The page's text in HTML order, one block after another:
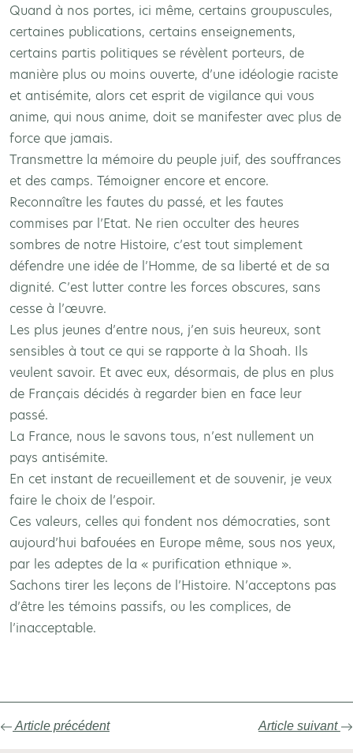
Quand à nos portes, ici même, certains groupuscules,
certaines publications, certains enseignements,
certains partis politiques se révèlent porteurs, de
manière plus ou moins ouverte, d’une idéologie raciste
et antisémite, alors cet esprit de vigilance qui vous
anime, qui nous anime, doit se manifester avec plus de
force que jamais.
Transmettre la mémoire du peuple juif, des souffrances
et des camps. Témoigner encore et encore.
Reconnaître les fautes du passé, et les fautes
commises par l’Etat. Ne rien occulter des heures
sombres de notre Histoire, c’est tout simplement
défendre une idée de l’Homme, de sa liberté et de sa
dignité. C’est lutter contre les forces obscures, sans
cesse à l’œuvre.
Les plus jeunes d’entre nous, j’en suis heureux, sont
sensibles à tout ce qui se rapporte à la Shoah. Ils
veulent savoir. Et avec eux, désormais, de plus en plus
de Français décidés à regarder bien en face leur
passé.
La France, nous le savons tous, n’est nullement un
pays antisémite.
En cet instant de recueillement et de souvenir, je veux
faire le choix de l’espoir.
Ces valeurs, celles qui fondent nos démocraties, sont
aujourd’hui bafouées en Europe même, sous nos yeux,
par les adeptes de la « purification ethnique ».
Sachons tirer les leçons de l’Histoire. N’acceptons pas
d’être les témoins passifs, ou les complices, de
l’inacceptable.
Article précédent Article suivant